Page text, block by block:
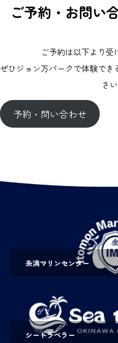
ご予約・お問い
ご予約は以下より受
ぜひジョン万パークで体験で
さい
予約・問い合わせ
糸満マリンセンター
シートラベラー